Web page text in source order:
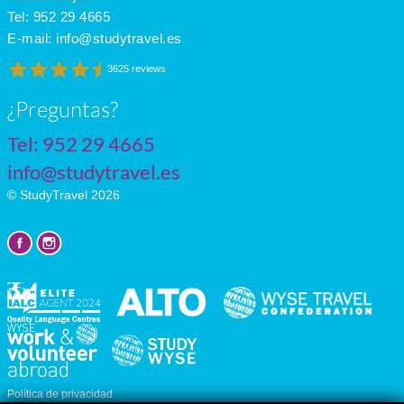
Tel: 952 29 4665
E-mail: info@studytravel.es
3625 reviews
¿Preguntas?
Tel: 952 29 4665
info@studytravel.es
© StudyTravel 2026
Política de privacidad